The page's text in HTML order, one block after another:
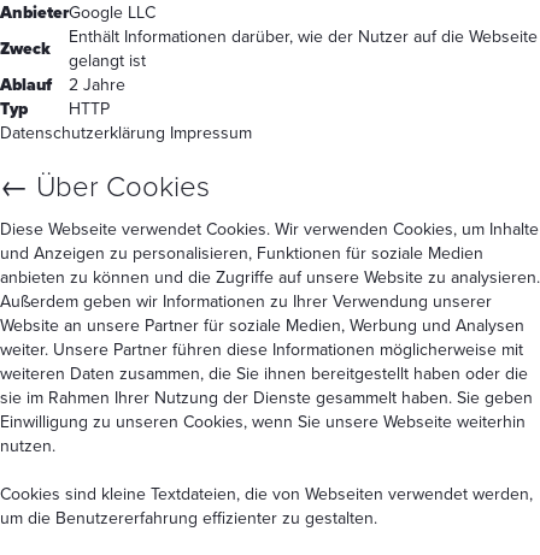
AnbieterGoogle LLC
Zweck
Enthält Informationen darüber, wie der Nutzer auf die Webseite
gelangt ist
Ablauf
2 Jahre
Typ
HTTP
Datenschutzerklärung Impressum
← Über Cookies
Diese Webseite verwendet Cookies. Wir verwenden Cookies, um Inhalte
und Anzeigen zu personalisieren, Funktionen für soziale Medien
anbieten zu können und die Zugriffe auf unsere Website zu analysieren.
Außerdem geben wir Informationen zu Ihrer Verwendung unserer
Website an unsere Partner für soziale Medien, Werbung und Analysen
weiter. Unsere Partner führen diese Informationen möglicherweise mit
weiteren Daten zusammen, die Sie ihnen bereitgestellt haben oder die
sie im Rahmen Ihrer Nutzung der Dienste gesammelt haben. Sie geben
Einwilligung zu unseren Cookies, wenn Sie unsere Webseite weiterhin
nutzen.
Cookies sind kleine Textdateien, die von Webseiten verwendet werden,
um die Benutzererfahrung effizienter zu gestalten.